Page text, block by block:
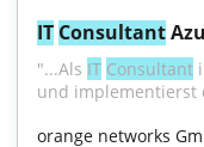
IT Consultant
"...Als IT Consultant
und implementierst
orange networks